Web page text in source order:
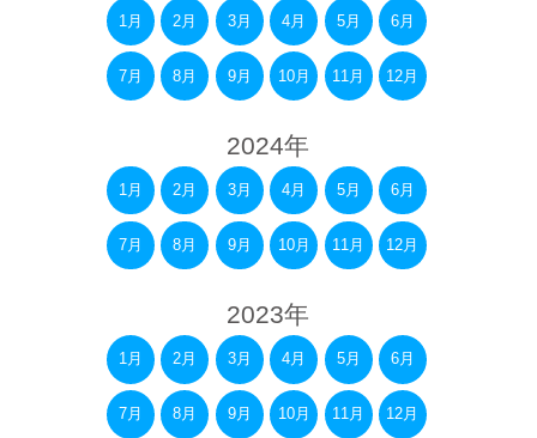
1月 2月 3月 4月 5月 6月
7月 8月 9月 10月 11月 12月
2024年
1月 2月 3月 4月 5月 6月
7月 8月 9月 10月 11月 12月
2023年
1月 2月 3月 4月 5月 6月
7月 8月 9月 10月 11月 12月